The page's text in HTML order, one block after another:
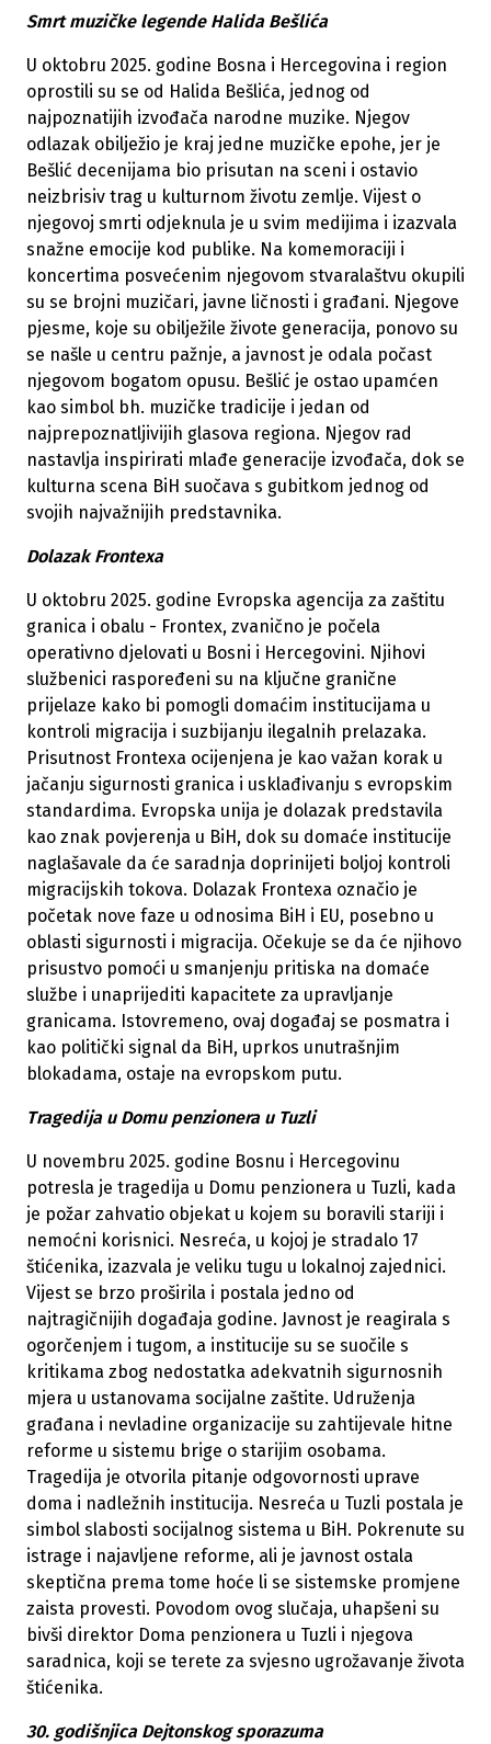
Smrt muzičke legende Halida Bešlića
U oktobru 2025. godine Bosna i Hercegovina i region
oprostili su se od Halida Bešlića, jednog od
najpoznatijih izvođača narodne muzike. Njegov
odlazak obilježio je kraj jedne muzičke epohe, jer je
Bešlić decenijama bio prisutan na sceni i ostavio
neizbrisiv trag u kulturnom životu zemlje. Vijest o
njegovoj smrti odjeknula je u svim medijima i izazvala
snažne emocije kod publike. Na komemoraciji i
koncertima posvećenim njegovom stvaralaštvu okupili
su se brojni muzičari, javne ličnosti i građani. Njegove
pjesme, koje su obilježile živote generacija, ponovo su
se našle u centru pažnje, a javnost je odala počast
njegovom bogatom opusu. Bešlić je ostao upamćen
kao simbol bh. muzičke tradicije i jedan od
najprepoznatljivijih glasova regiona. Njegov rad
nastavlja inspirirati mlađe generacije izvođača, dok se
kulturna scena BiH suočava s gubitkom jednog od
svojih najvažnijih predstavnika.
Dolazak Frontexa
U oktobru 2025. godine Evropska agencija za zaštitu
granica i obalu - Frontex, zvanično je počela
operativno djelovati u Bosni i Hercegovini. Njihovi
službenici raspoređeni su na ključne granične
prijelaze kako bi pomogli domaćim institucijama u
kontroli migracija i suzbijanju ilegalnih prelazaka.
Prisutnost Frontexa ocijenjena je kao važan korak u
jačanju sigurnosti granica i usklađivanju s evropskim
standardima. Evropska unija je dolazak predstavila
kao znak povjerenja u BiH, dok su domaće institucije
naglašavale da će saradnja doprinijeti boljoj kontroli
migracijskih tokova. Dolazak Frontexa označio je
početak nove faze u odnosima BiH i EU, posebno u
oblasti sigurnosti i migracija. Očekuje se da će njihovo
prisustvo pomoći u smanjenju pritiska na domaće
službe i unaprijediti kapacitete za upravljanje
granicama. Istovremeno, ovaj događaj se posmatra i
kao politički signal da BiH, uprkos unutrašnjim
blokadama, ostaje na evropskom putu.
Tragedija u Domu penzionera u Tuzli
U novembru 2025. godine Bosnu i Hercegovinu
potresla je tragedija u Domu penzionera u Tuzli, kada
je požar zahvatio objekat u kojem su boravili stariji i
nemoćni korisnici. Nesreća, u kojoj je stradalo 17
štićenika, izazvala je veliku tugu u lokalnoj zajednici.
Vijest se brzo proširila i postala jedno od
najtragičnijih događaja godine. Javnost je reagirala s
ogorčenjem i tugom, a institucije su se suočile s
kritikama zbog nedostatka adekvatnih sigurnosnih
mjera u ustanovama socijalne zaštite. Udruženja
građana i nevladine organizacije su zahtijevale hitne
reforme u sistemu brige o starijim osobama.
Tragedija je otvorila pitanje odgovornosti uprave
doma i nadležnih institucija. Nesreća u Tuzli postala je
simbol slabosti socijalnog sistema u BiH. Pokrenute su
istrage i najavljene reforme, ali je javnost ostala
skeptična prema tome hoće li se sistemske promjene
zaista provesti. Povodom ovog slučaja, uhapšeni su
bivši direktor Doma penzionera u Tuzli i njegova
saradnica, koji se terete za svjesno ugrožavanje života
štićenika.
30. godišnjica Dejtonskog sporazuma